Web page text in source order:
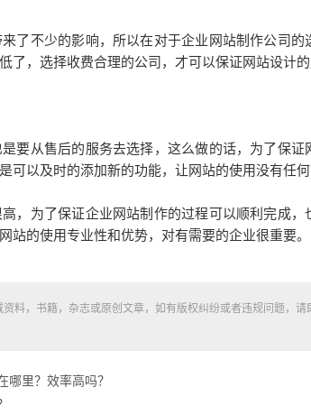
不少的影响，所以在对于企业网站制作公司的
了，选择收费合理的公司，才可以保证网站设计的
从售后的服务去选择，这么做的话，为了保证
可以及时的添加新的功能，让网站的使用没有任何
为了保证企业网站制作的过程可以顺利完成，
站的使用专业性和优势，对有需要的企业很重要。
资料，书籍，杂志或原创文章，如有版权纠纷或者违规问题，
哪里？效率高吗？